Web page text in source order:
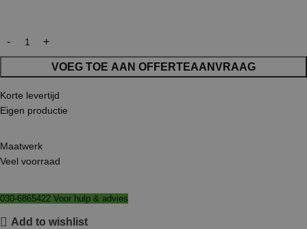
VOEG TOE AAN OFFERTEAANVRAAG
Korte levertijd
Eigen productie
Maatwerk
Veel voorraad
030-6865422 Voor hulp & advies
Add to wishlist